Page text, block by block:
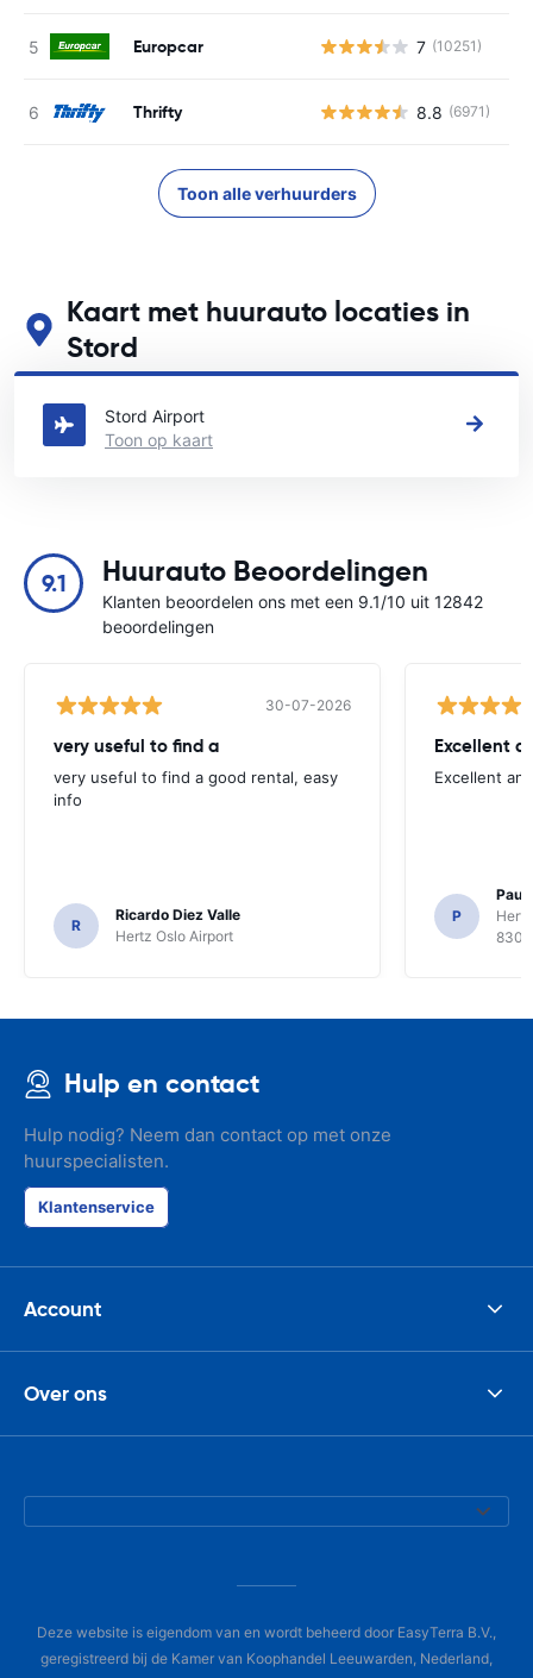
Europcar 7 (10251)
Thrifty 8.8 (6971)
Toon alle verhuurders
Kaart met huurauto locaties in
Stord
Zie onze belangrijkste autoverhuur locaties in Stord
Stord Airport
Toon op kaart
9.1 Huurauto Beoordelingen
Klanten beoordelen ons met een 9.1/10 uit 12842
beoordelingen
30-07-2026
very useful to find a
very useful to find a good rental, easy
info
R
Ricardo Diez Valle
Hertz Oslo Airport
Excellent
Excellent
P
Paul
8300
Hulp en contact
Hulp nodig? Neem dan contact op met onze
huurspecialisten.
Klantenservice
Account
Over ons
Deze website is eigendom van en wordt beheerd door EasyTerra B.V.,
geregistreerd bij de Kamer van Koophandel Leeuwarden, Nederland,